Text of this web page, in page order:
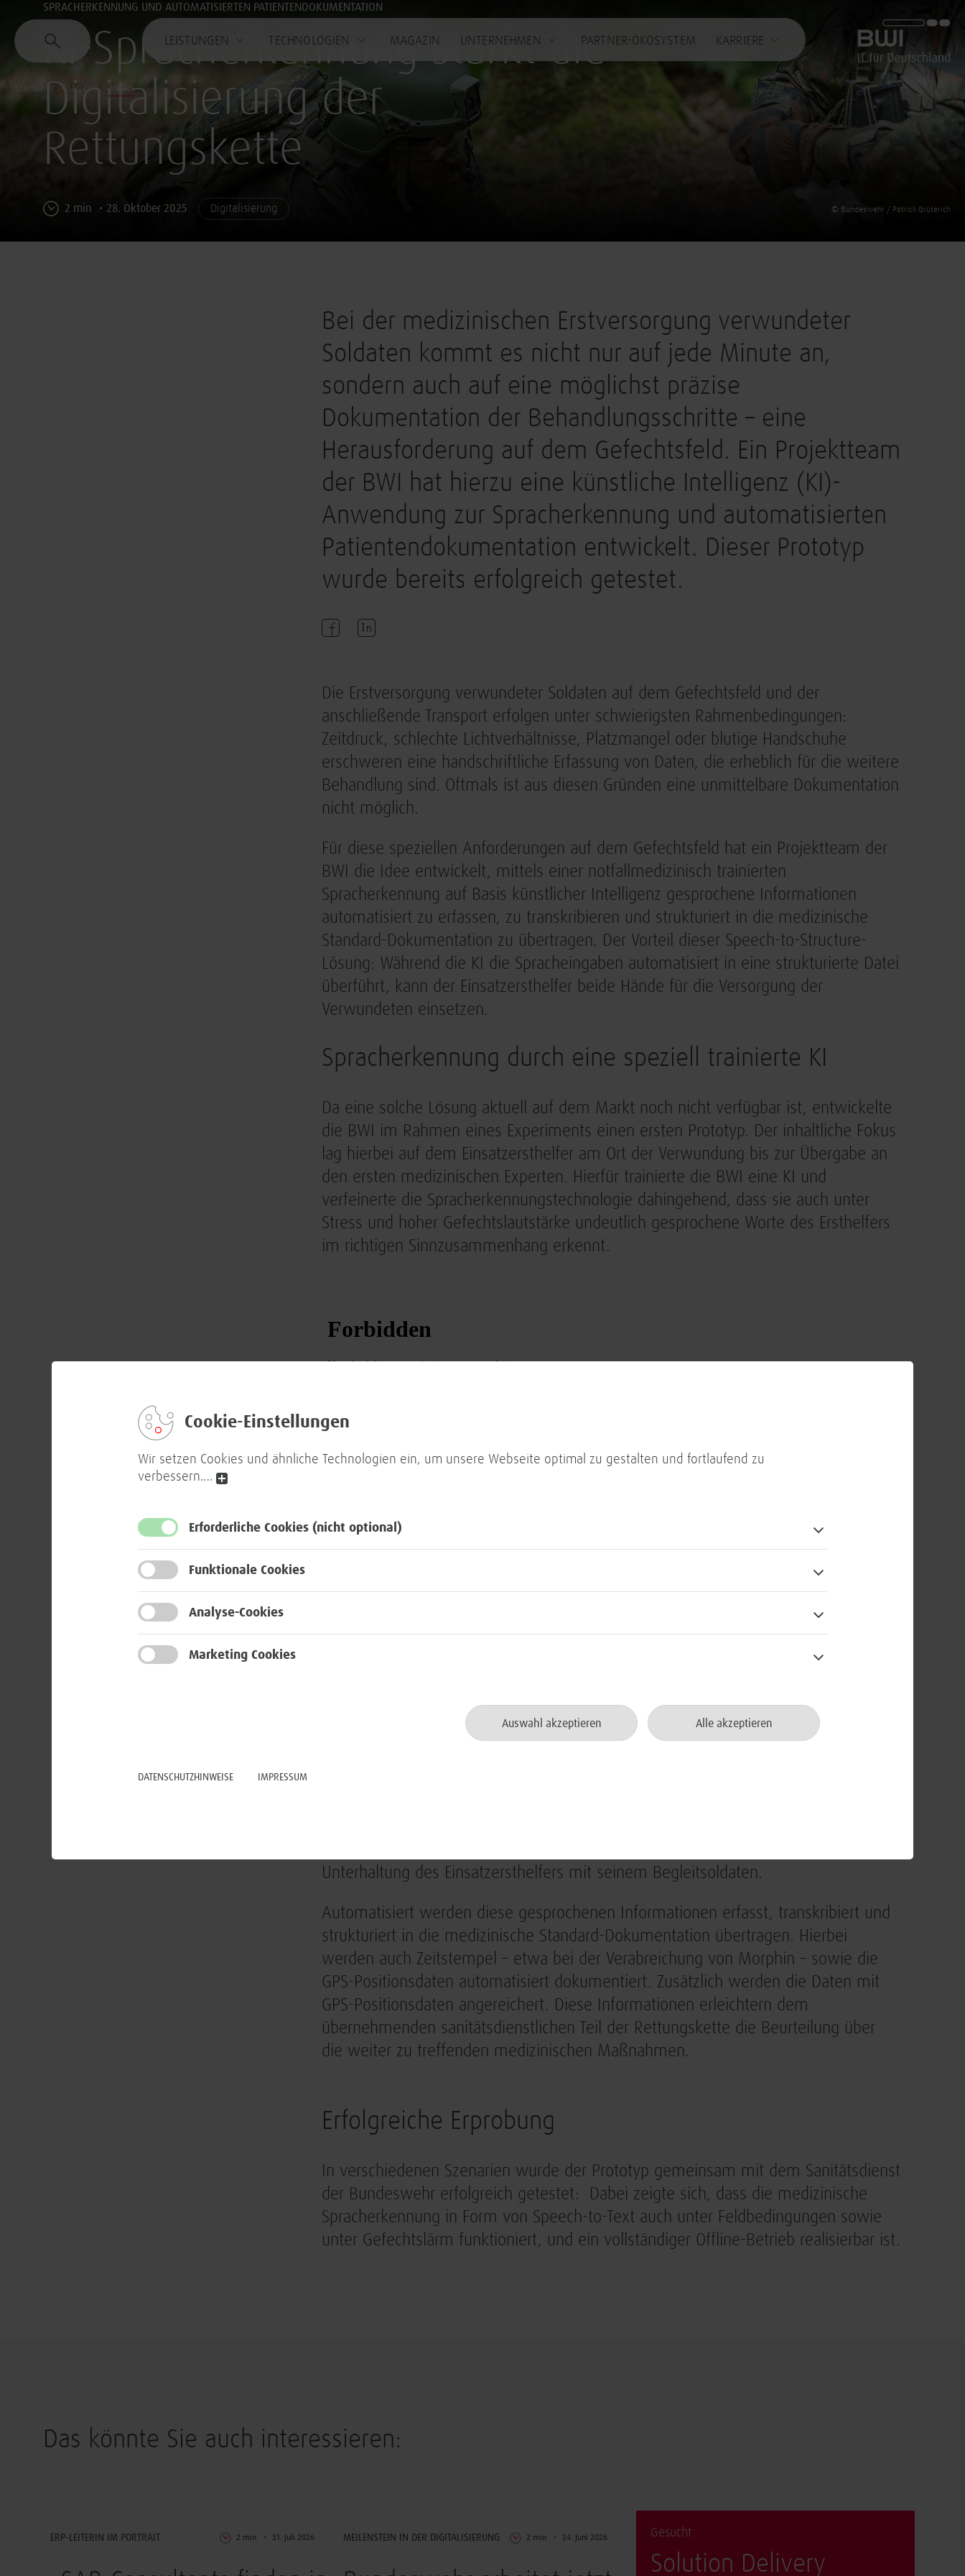
Cookie-Einstellungen
Wir setzen Cookies und ähnliche Technologien ein, um unsere Webseite optimal zu gestalten und fortlaufend zu
verbessern.…
Erforderliche Cookies (nicht optional)
Funktionale Cookies
Analyse-Cookies
Marketing Cookies
Auswahl akzeptieren Alle akzeptieren
DATENSCHUTZHINWEISE IMPRESSUM
LEISTUNGEN TECHNOLOGIEN MAGAZIN UNTERNEHMEN PARTNER-ÖKOSYSTEM KARRIERE
BWI GmbH
Startseite Magazin Artikel
© Bundeswehr / Patrick Grüterich
SPRACHERKENNUNG UND AUTOMATISIERTEN PATIENTENDOKUMENTATION
KI-Spracherkennung stärkt die
Digitalisierung der
Rettungskette
2 min 28. Oktober 2025 Digitalisierung
Bei der medizinischen Erstversorgung verwundeter
Soldaten kommt es nicht nur auf jede Minute an,
sondern auch auf eine möglichst präzise
Dokumentation der Behandlungsschritte – eine
Herausforderung auf dem Gefechtsfeld. Ein Projektteam
der BWI hat hierzu eine künstliche Intelligenz (KI)-
Anwendung zur Spracherkennung und automatisierten
Patientendokumentation entwickelt. Dieser Prototyp
wurde bereits erfolgreich getestet.
Die Erstversorgung verwundeter Soldaten auf dem Gefechtsfeld und der
anschließende Transport erfolgen unter schwierigsten Rahmenbedingungen:
Zeitdruck, schlechte Lichtverhältnisse, Platzmangel oder blutige Handschuhe
erschweren eine handschriftliche Erfassung von Daten, die erheblich für die weitere
Behandlung sind. Oftmals ist aus diesen Gründen eine unmittelbare Dokumentation
nicht möglich.
Für diese speziellen Anforderungen auf dem Gefechtsfeld hat ein Projektteam der
BWI die Idee entwickelt, mittels einer notfallmedizinisch trainierten
Spracherkennung auf Basis künstlicher Intelligenz gesprochene Informationen
automatisiert zu erfassen, zu transkribieren und strukturiert in die medizinische
Standard-Dokumentation zu übertragen. Der Vorteil dieser Speech-to-Structure-
Lösung: Während die KI die Spracheingaben automatisiert in eine strukturierte Datei
überführt, kann der Einsatzersthelfer beide Hände für die Versorgung der
Verwundeten einsetzen.
Spracherkennung durch eine speziell trainierte KI
Da eine solche Lösung aktuell auf dem Markt noch nicht verfügbar ist, entwickelte
die BWI im Rahmen eines Experiments einen ersten Prototyp. Der inhaltliche Fokus
lag hierbei auf dem Einsatzersthelfer am Ort der Verwundung bis zur Übergabe an
den ersten medizinischen Experten. Hierfür trainierte die BWI eine KI und
verfeinerte die Spracherkennungstechnologie dahingehend, dass sie auch unter
Stress und hoher Gefechtslautstärke undeutlich gesprochene Worte des Ersthelfers
im richtigen Sinnzusammenhang erkennt.
Die KI-Anwendung ist auf dem Standard Mobile Device installiert, das der Soldat
Unterhaltung des Einsatzersthelfers mit seinem Begleitsoldaten.
Automatisiert werden diese gesprochenen Informationen erfasst, transkribiert und
strukturiert in die medizinische Standard-Dokumentation übertragen. Hierbei
werden auch Zeitstempel – etwa bei der Verabreichung von Morphin – sowie die
GPS-Positionsdaten automatisiert dokumentiert. Zusätzlich werden die Daten mit
GPS-Positionsdaten angereichert. Diese Informationen erleichtern dem
übernehmenden sanitätsdienstlichen Teil der Rettungskette die Beurteilung über
die weiter zu treffenden medizinischen Maßnahmen.
Erfolgreiche Erprobung
In verschiedenen Szenarien wurde der Prototyp gemeinsam mit dem Sanitätsdienst
der Bundeswehr erfolgreich getestet: Dabei zeigte sich, dass die medizinische
Spracherkennung in Form von Speech-to-Text auch unter Feldbedingungen sowie
unter Gefechtslärm funktioniert, und ein vollständiger Offline-Betrieb realisierbar ist.
Das könnte Sie auch interessieren:
ERP-LEITERIN IM PORTRAIT 2 min 31. Juli 2026 MEILENSTEIN IN DER DIGITALISIERUNG 2 min 24. Juni 2026 Gesucht
Solution Delivery